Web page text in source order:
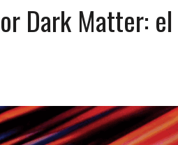
NEIL YOUNG Y PEARL JAM QUE MARCÓ LOS 90, DE
EN OHANA 2026 EN MEDIO DE LA
Dark Matter: